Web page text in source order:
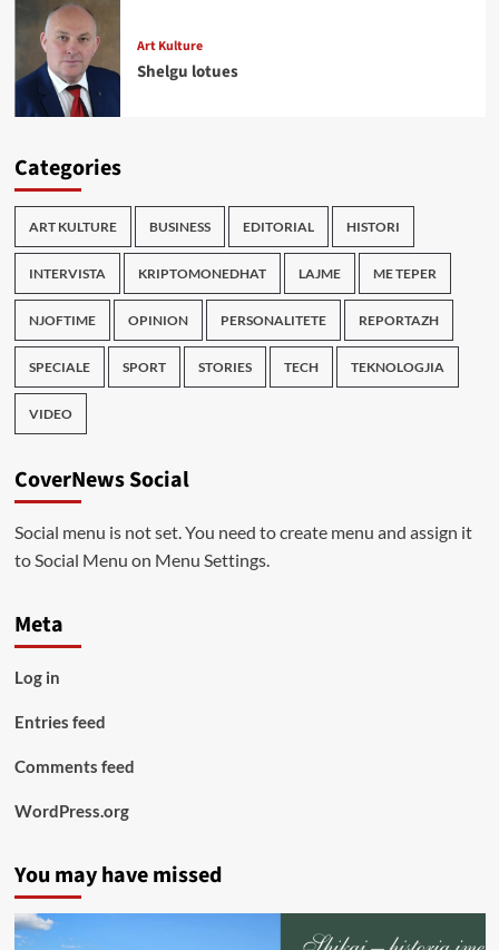
Art Kulture
Shelgu lotues
Categories
ART KULTURE BUSINESS EDITORIAL HISTORI
INTERVISTA KRIPTOMONEDHAT LAJME ME TEPER
NJOFTIME OPINION PERSONALITETE REPORTAZH
SPECIALE SPORT STORIES TECH TEKNOLOGJIA
VIDEO
CoverNews Social
Social menu is not set. You need to create menu and assign it
to Social Menu on Menu Settings.
Meta
Log in
Entries feed
Comments feed
WordPress.org
You may have missed